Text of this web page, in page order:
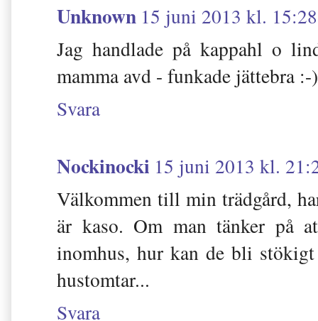
Unknown 15 juni 2013 kl. 15:28
Jag handlade på kappahl o
mamma avd - funkade jättebra :-)
Svara
Nockinocki 15 juni 2013 kl.
Välkommen till min trädgård,
är kaso. Om man tänker på
inomhus, hur kan de bli
hustomtar...
Svara